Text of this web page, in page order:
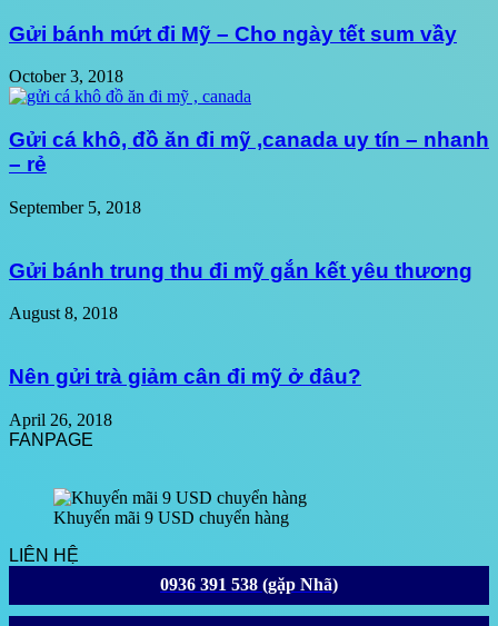
Gửi bánh mứt đi Mỹ – Cho ngày tết sum vầy
October 3, 2018
Gửi cá khô, đồ ăn đi mỹ ,canada uy tín – nhanh
– rẻ
September 5, 2018
Gửi bánh trung thu đi mỹ gắn kết yêu thương
August 8, 2018
Nên gửi trà giảm cân đi mỹ ở đâu?
April 26, 2018
FANPAGE
Khuyến mãi 9 USD chuyển hàng
LIÊN HỆ
0936 391 538 (gặp Nhã)